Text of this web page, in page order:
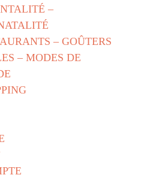
–
– GOÛTERS
– MODES DE